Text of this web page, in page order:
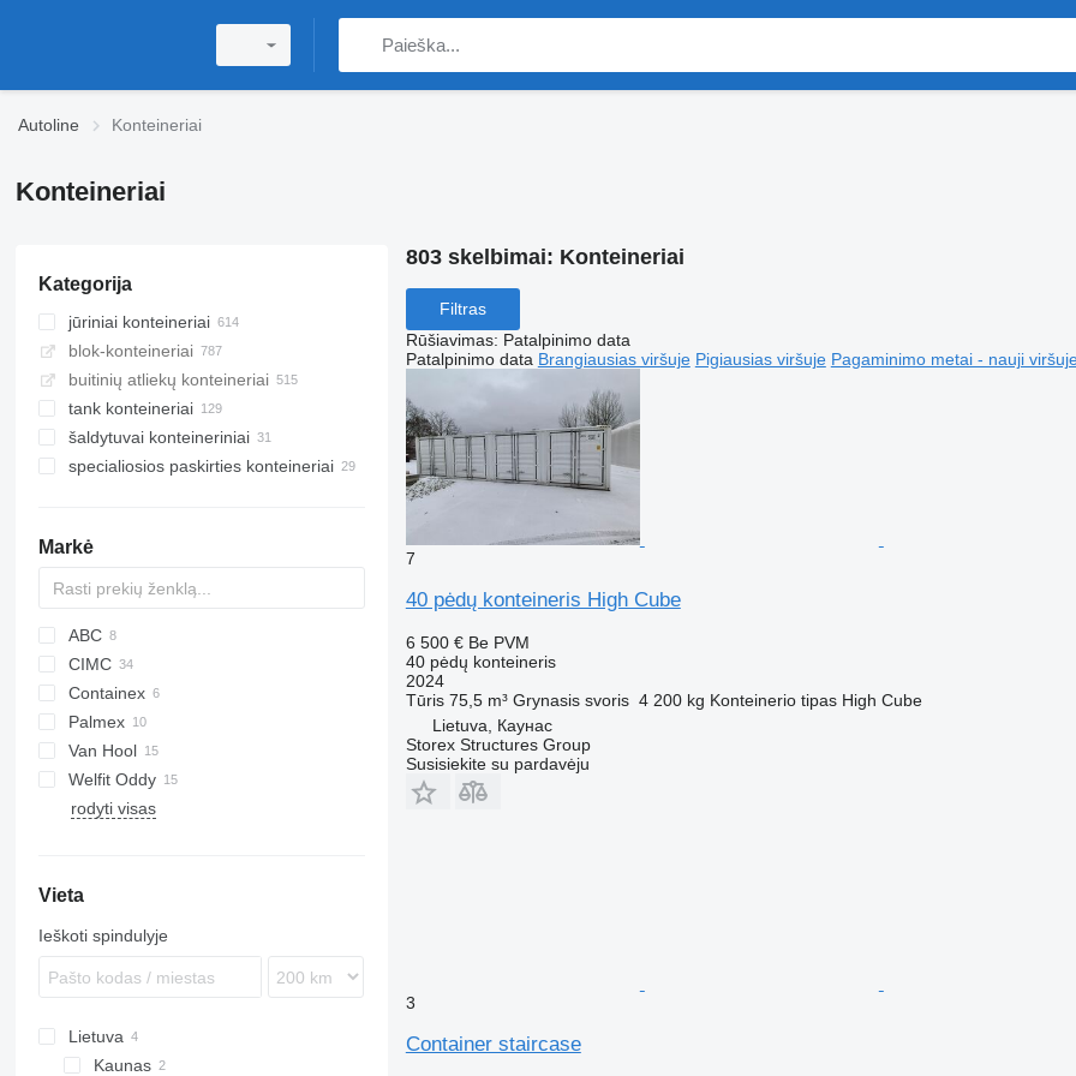
Autoline Konteineriai
Konteineriai
Kategorija
jūriniai konteineriai
40 pėdų konteineriai
20 pėdų konteineriai
10 pėdų konteineriai
5 pėdų konteineriai
8 pėdų konteineriai
blok-konteineriai
buitinių atliekų konteineriai
tank konteineriai
20 pėdų tank konteineriai
30 pėdų tank konteineriai
šaldytuvai konteineriniai
40 pėdų konteineriniai šaldytuvai
7 pėdų konteineriai-šaldytuvai
specialiosios paskirties konteineriai
Markė
ABC
CIMC
Containex
O-3
LE
MP
Palmex
Van Hool
ADR
T-series
Welfit Oddy
LPG
rodyti visas
Vieta
Ieškoti spindulyje
Lietuva
Kaunas
803 skelbimai: Konteineriai
Filtras
Rūšiavimas: Patalpinimo data
Patalpinimo data Brangiausias viršuje Pigiausias viršuje Pagaminimo metai - nauji
7
40 pėdų konteineris High Cube
6 500 € Be PVM
40 pėdų konteineris
2024
Tūris 75,5 m³ Grynasis svoris 4 200 kg Konteinerio tipas High Cube
Lietuva, Каунас
Storex Structures Group
Susisiekite su pardavėju
3
Container staircase